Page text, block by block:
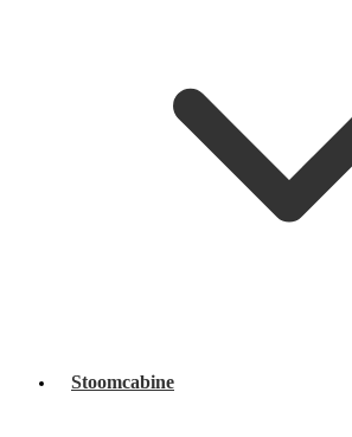
Stoomcabine